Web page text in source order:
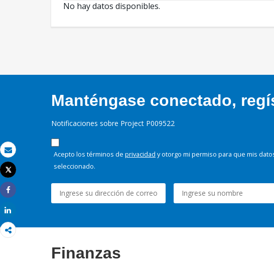
Correo electrónico
Imprimir
Tweet
Share
No hay datos disponibles.
Manténgase conectado,
Notificaciones sobre Project P009522
Acepto los términos de privacidad y otorgo mi permiso para que mis
seleccionado.
Finanzas